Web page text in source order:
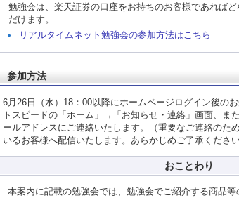
勉強会は、楽天証券の口座をお持ちのお客様であれば
だけます。
リアルタイムネット勉強会の参加方法はこちら
参加方法
6月26日（水）18：00以降にホームページログイン後の
トスピードの「ホーム」→「お知らせ・連絡」画面、ま
ールアドレスにご連絡いたします。（重要なご連絡のた
いるお客様へ配信いたします。あらかじめご了承ください
おことわり
本案内に記載の勉強会では、勉強会でご紹介する商品等